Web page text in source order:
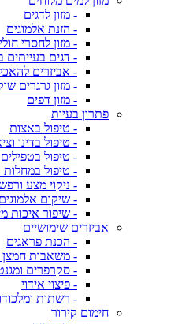
- מזון לדגים
- הזנת אלמוגים
- מזון לחסרי
- דגים בעייתים
- אביזרים
- מזון גרגרים
- מזון דפים
פתרון בעיות
- טיפול באצות
- טיפול בדינו
- טיפול
- טיפול במחלות
- ניקוי מצע
- שיקום אלמוגים
- שיפור איכות
אביזרים שימושיים
- הכנת פראגים
- משאבות חמצן
- סקרפרים
- פיצוי אידוי
- רשתות
חימום קירור